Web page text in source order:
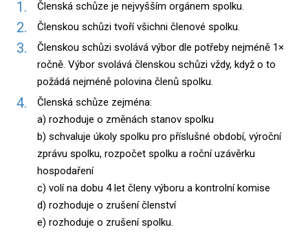
Členská schůze je nejvyšším orgánem spolku.
Členskou schůzi tvoří všichni členové spolku.
Členskou schůzi svolává výbor dle potřeby nejméně 1×
ročně. Výbor svolává členskou schůzi vždy, když o to
požádá nejméně polovina členů spolku.
Členská schůze zejména:
a) rozhoduje o změnách stanov spolku
b) schvaluje úkoly spolku pro příslušné období, výroční
zprávu spolku, rozpočet spolku a roční uzávěrku
hospodaření
c) volí na dobu 4 let členy výboru a kontrolní komise
d) rozhoduje o zrušení členství
e) rozhoduje o zrušení spolku.